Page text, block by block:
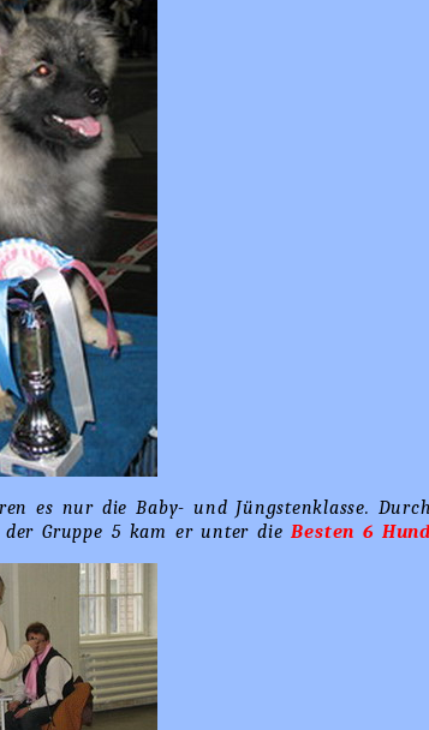
es nur die Baby- und Jüngstenklasse.
Gruppe 5 kam er unter die Besten 6